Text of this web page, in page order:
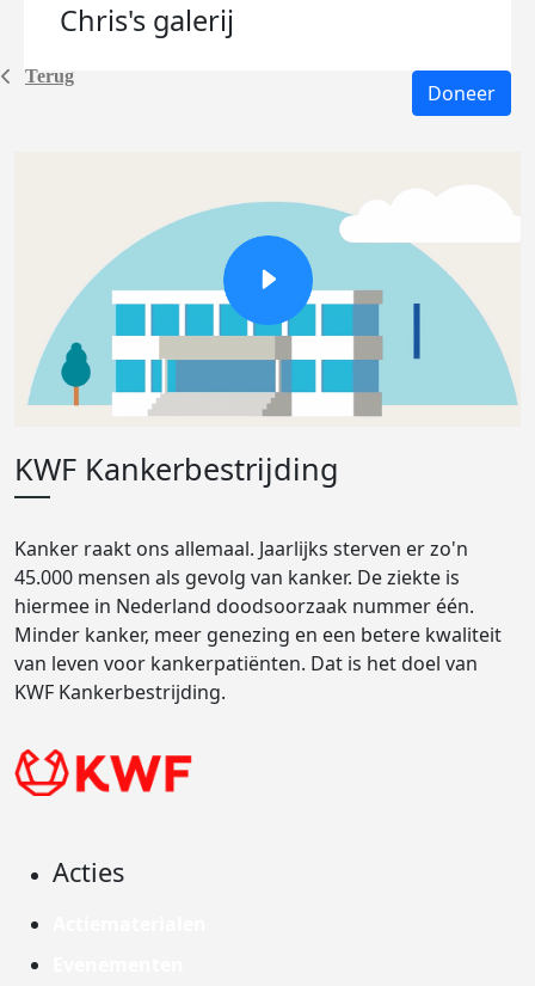
Terug
Chris's galerij
Doneer
KWF Kankerbestrijding
Kanker raakt ons allemaal. Jaarlijks sterven er zo'n
45.000 mensen als gevolg van kanker. De ziekte is
hiermee in Nederland doodsoorzaak nummer één.
Minder kanker, meer genezing en een betere kwaliteit
van leven voor kankerpatiënten. Dat is het doel van
KWF Kankerbestrijding.
Acties